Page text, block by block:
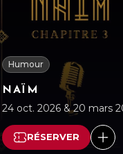
Humour
NAÏM
24 oct. 2026 & 20 mars
RÉSERVER